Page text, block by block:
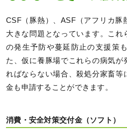
CSF（豚熱）、ASF（アフリカ豚
大きな問題となっています。これ
の発生予防や蔓延防止の支援策
た、仮に養豚場でこれらの病気が
ればならない場合、殺処分家畜等
金も申請することができます。
消費・安全対策交付金（ソフト）